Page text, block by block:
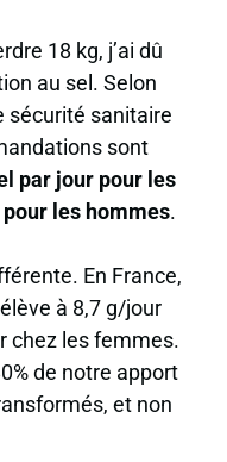
18 kg, j’ai dû
au sel. Selon
sécurité sanitaire
sont
par jour pour les
les hommes.
En France,
à 8,7 g/jour
chez les femmes.
de notre apport
, et non